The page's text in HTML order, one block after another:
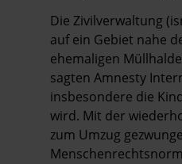
Die Zivilverwaltung
auf ein Gebiet nahe
ehemaligen
sagten Amnesty
insbesondere die
wird. Mit der
zum Umzug